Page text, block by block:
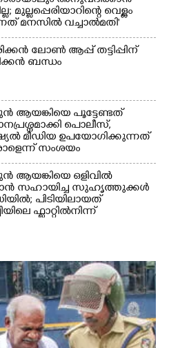
മുല്ലപ്പെരിയാറിന്റെ വെള്ളം
മനസിൽ വച്ചാൽമതി'
ലോൺ ആപ്പ് തട്ടിപ്പിന്
ബന്ധം
ആയങ്കിയെ പൂട്ടേണ്ടത്
പൊലീസ്,
മീഡിയ ഉപയോഗിക്കുന്നത്
സംശയം
ആയങ്കിയെ ഒളിവിൽ
സഹായിച്ച സുഹൃത്തുക്കൾ
പിടിയിലായത്
ഫ്ലാറ്റിൽനിന്ന്